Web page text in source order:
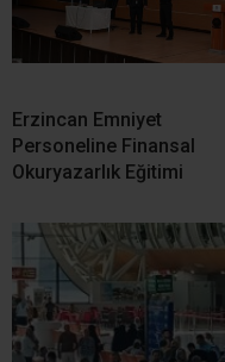
Erzincan Emniyet
Personeline Finansal
Okuryazarlık Eğitimi